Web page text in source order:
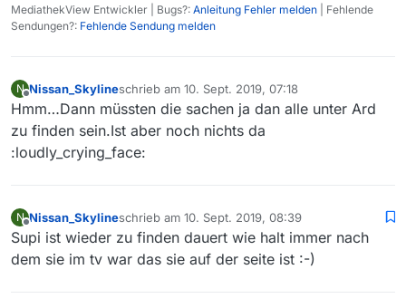
MediathekView Entwickler | Bugs?: Anleitung Fehler melden | Fehlende
Sendungen?: Fehlende Sendung melden
N
Offline
Nissan_Skylineschrieb am 10. Sept. 2019, 07:18
zuletzt editiert von
Hmm…Dann müssten die sachen ja dan alle unter Ard
zu finden sein.Ist aber noch nichts da
:loudly_crying_face:
N
Offline
Nissan_Skylineschrieb am 10. Sept. 2019, 08:39
zuletzt editiert von
Supi ist wieder zu finden dauert wie halt immer nach
dem sie im tv war das sie auf der seite ist :-)